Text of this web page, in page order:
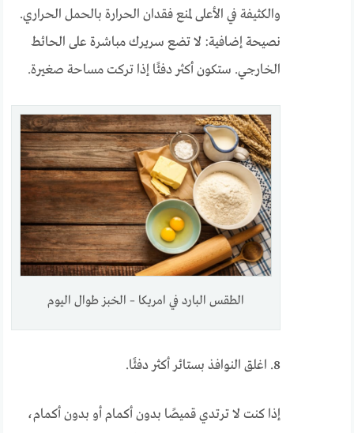
والكثيفة في الأعلى لمنع فقدان الحرارة بالحمل الحراري.
نصيحة إضافية: لا تضع سريرك مباشرة على الحائط
الخارجي. ستكون أكثر دفئًا إذا تركت مساحة صغيرة.
الطقس البارد في امريكا – الخبز طوال اليوم
8. اغلق النوافذ بستائر أكثر دفئًا.
إذا كنت لا ترتدي قميصًا بدون أكمام أو بدون أكمام،